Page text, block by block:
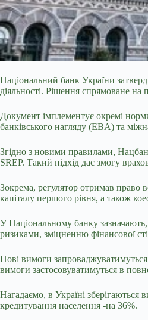
Національний банк України
діяльності. Рішення спрямоване на
Документ імплементує окремі
банківського нагляду (EBA) та
Згідно з новими правилами,
SREP. Такий підхід дає змогу
Зокрема, регулятор отримав право
капіталу першого рівня, а також
У Національному банку
ризиками, зміцненню фінансової
Нові вимоги
вимоги застосовуватимуться в
Нагадаємо, в Україні зберігаються
кредитування населення -на 36%.